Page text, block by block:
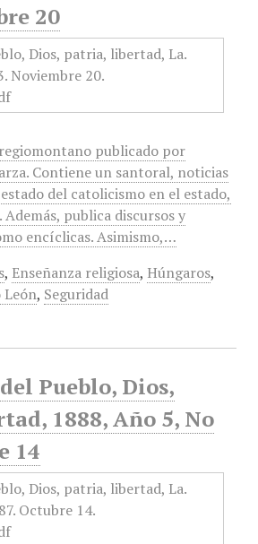
20
publicado por
Contiene un santoral, noticias
del catolicismo en el estado,
publica discursos y
encíclicas. Asimismo,…
, Enseñanza religiosa, Húngaros,
León, Seguridad
Pueblo, Dios,
1888, Año 5, No
14